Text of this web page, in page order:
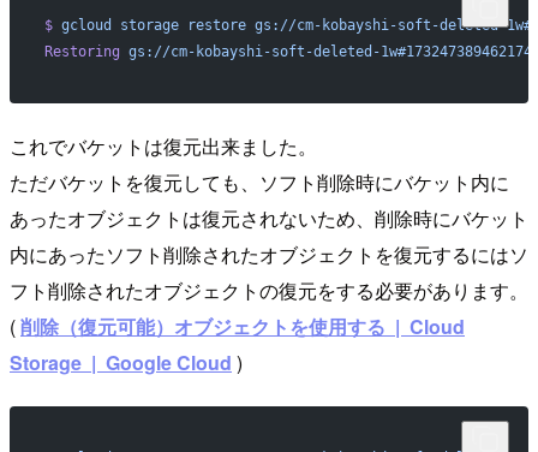
$ gcloud storage restore gs://cm-kobayshi-soft-deleted-
Restoring gs://cm-kobayshi-soft-deleted-
これでバケットは復元出来ました。
ただバケットを復元しても、ソフト削除時にバケット内に
あったオブジェクトは復元されないため、削除時にバケット
内にあったソフト削除されたオブジェクトを復元するにはソ
フト削除されたオブジェクトの復元をする必要があります。
(削除（復元可能）オブジェクトを使用する | Cloud
Storage | Google Cloud )